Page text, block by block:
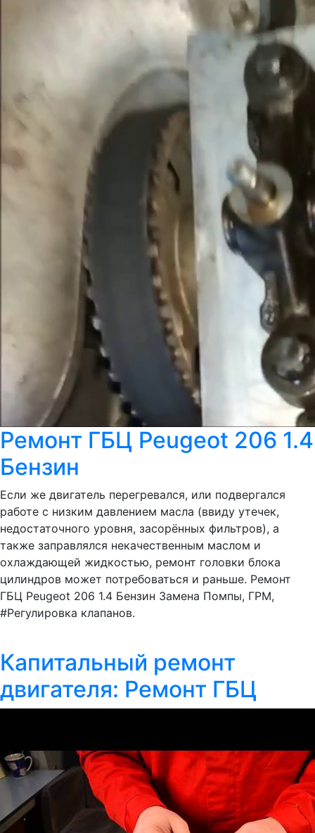
Ремонт ГБЦ Peugeot 206 1.4
Бензин
Если же двигатель перегревался, или подвергался
работе с низким давлением масла (ввиду утечек,
недостаточного уровня, засорённых фильтров), а
также заправлялся некачественным маслом и
охлаждающей жидкостью, ремонт головки блока
цилиндров может потребоваться и раньше. Ремонт
ГБЦ Peugeot 206 1.4 Бензин Замена Помпы, ГРМ,
#Регулировка клапанов.
Капитальный ремонт
двигателя: Ремонт ГБЦ